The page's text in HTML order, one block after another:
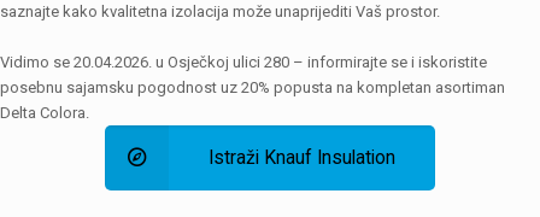
saznajte kako kvalitetna izolacija može unaprijediti Vaš prostor.
Vidimo se 20.04.2026. u Osječkoj ulici 280 – informirajte se i iskoristite
posebnu sajamsku pogodnost uz 20% popusta na kompletan asortiman
Delta Colora.
Istraži Knauf Insulation